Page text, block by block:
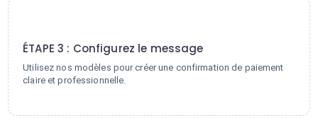
ÉTAPE 3 : Configurez le message
Utilisez nos modèles pour créer une confirmation de paiement
claire et professionnelle.